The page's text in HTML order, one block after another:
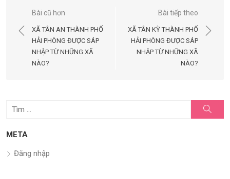
Điều
hướng
viết
Bài cũ hơn
XÃ TÂN AN THÀNH PHỐ
HẢI PHÒNG ĐƯỢC SÁP
NHẬP TỪ NHỮNG XÃ
NÀO?
Bài tiếp theo
XÃ TÂN KỲ THÀNH PHỐ
HẢI PHÒNG ĐƯỢC SÁP
NHẬP TỪ NHỮNG XÃ
NÀO?
Tìm
quả
kiếm
META
Đăng nhập